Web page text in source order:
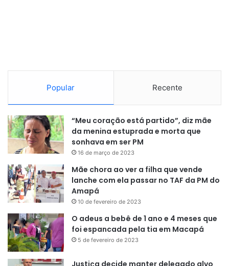
Popular Recente
“Meu coração está partido”, diz mãe
da menina estuprada e morta que
sonhava em ser PM
16 de março de 2023
Mãe chora ao ver a filha que vende
lanche com ela passar no TAF da PM do
Amapá
10 de fevereiro de 2023
O adeus a bebê de 1 ano e 4 meses que
foi espancada pela tia em Macapá
5 de fevereiro de 2023
Justiça decide manter delegado alvo